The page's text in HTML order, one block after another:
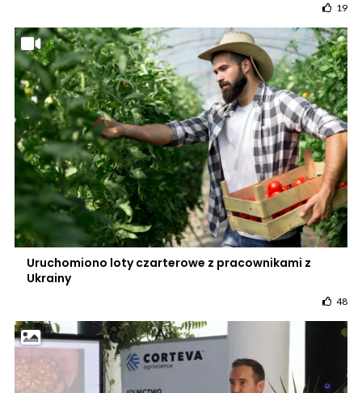
19
Uruchomiono loty czarterowe z pracownikami z
Ukrainy
48